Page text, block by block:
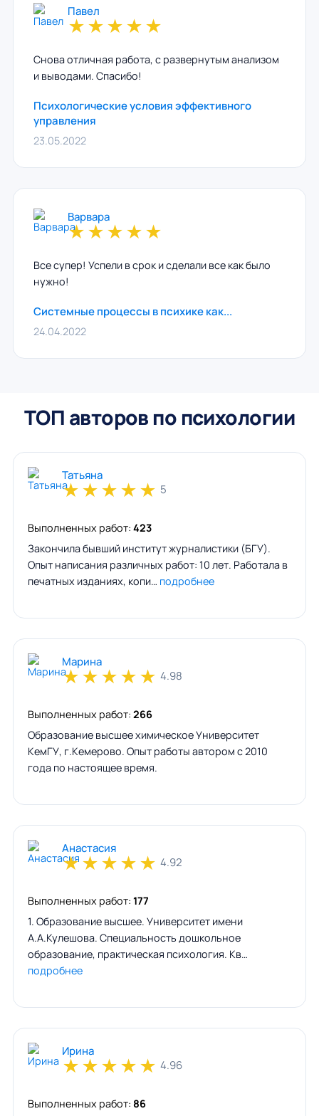
Павел
★★★★★
Снова отличная работа, с развернутым анализом
и выводами. Спасибо!
Психологические условия эффективного
управления
23.05.2022
Варвара
★★★★★
Все супер! Успели в срок и сделали все как было
нужно!
Системные процессы в психике как...
24.04.2022
ТОП авторов по психологии
Татьяна
★★★★★ 5
Выполненных работ: 423
Закончила бывший институт журналистики (БГУ).
Опыт написания различных работ: 10 лет. Работала в
печатных изданиях, копи… подробнее
Марина
★★★★★ 4.98
Выполненных работ: 266
Образование высшее химическое Университет
КемГУ, г.Кемерово. Опыт работы автором с 2010
года по настоящее время.
Анастасия
★★★★★ 4.92
Выполненных работ: 177
1. Образование высшее. Университет имени
А.А.Кулешова. Специальность дошкольное
образование, практическая психология. Кв…
подробнее
Ирина
★★★★★ 4.96
Выполненных работ: 86